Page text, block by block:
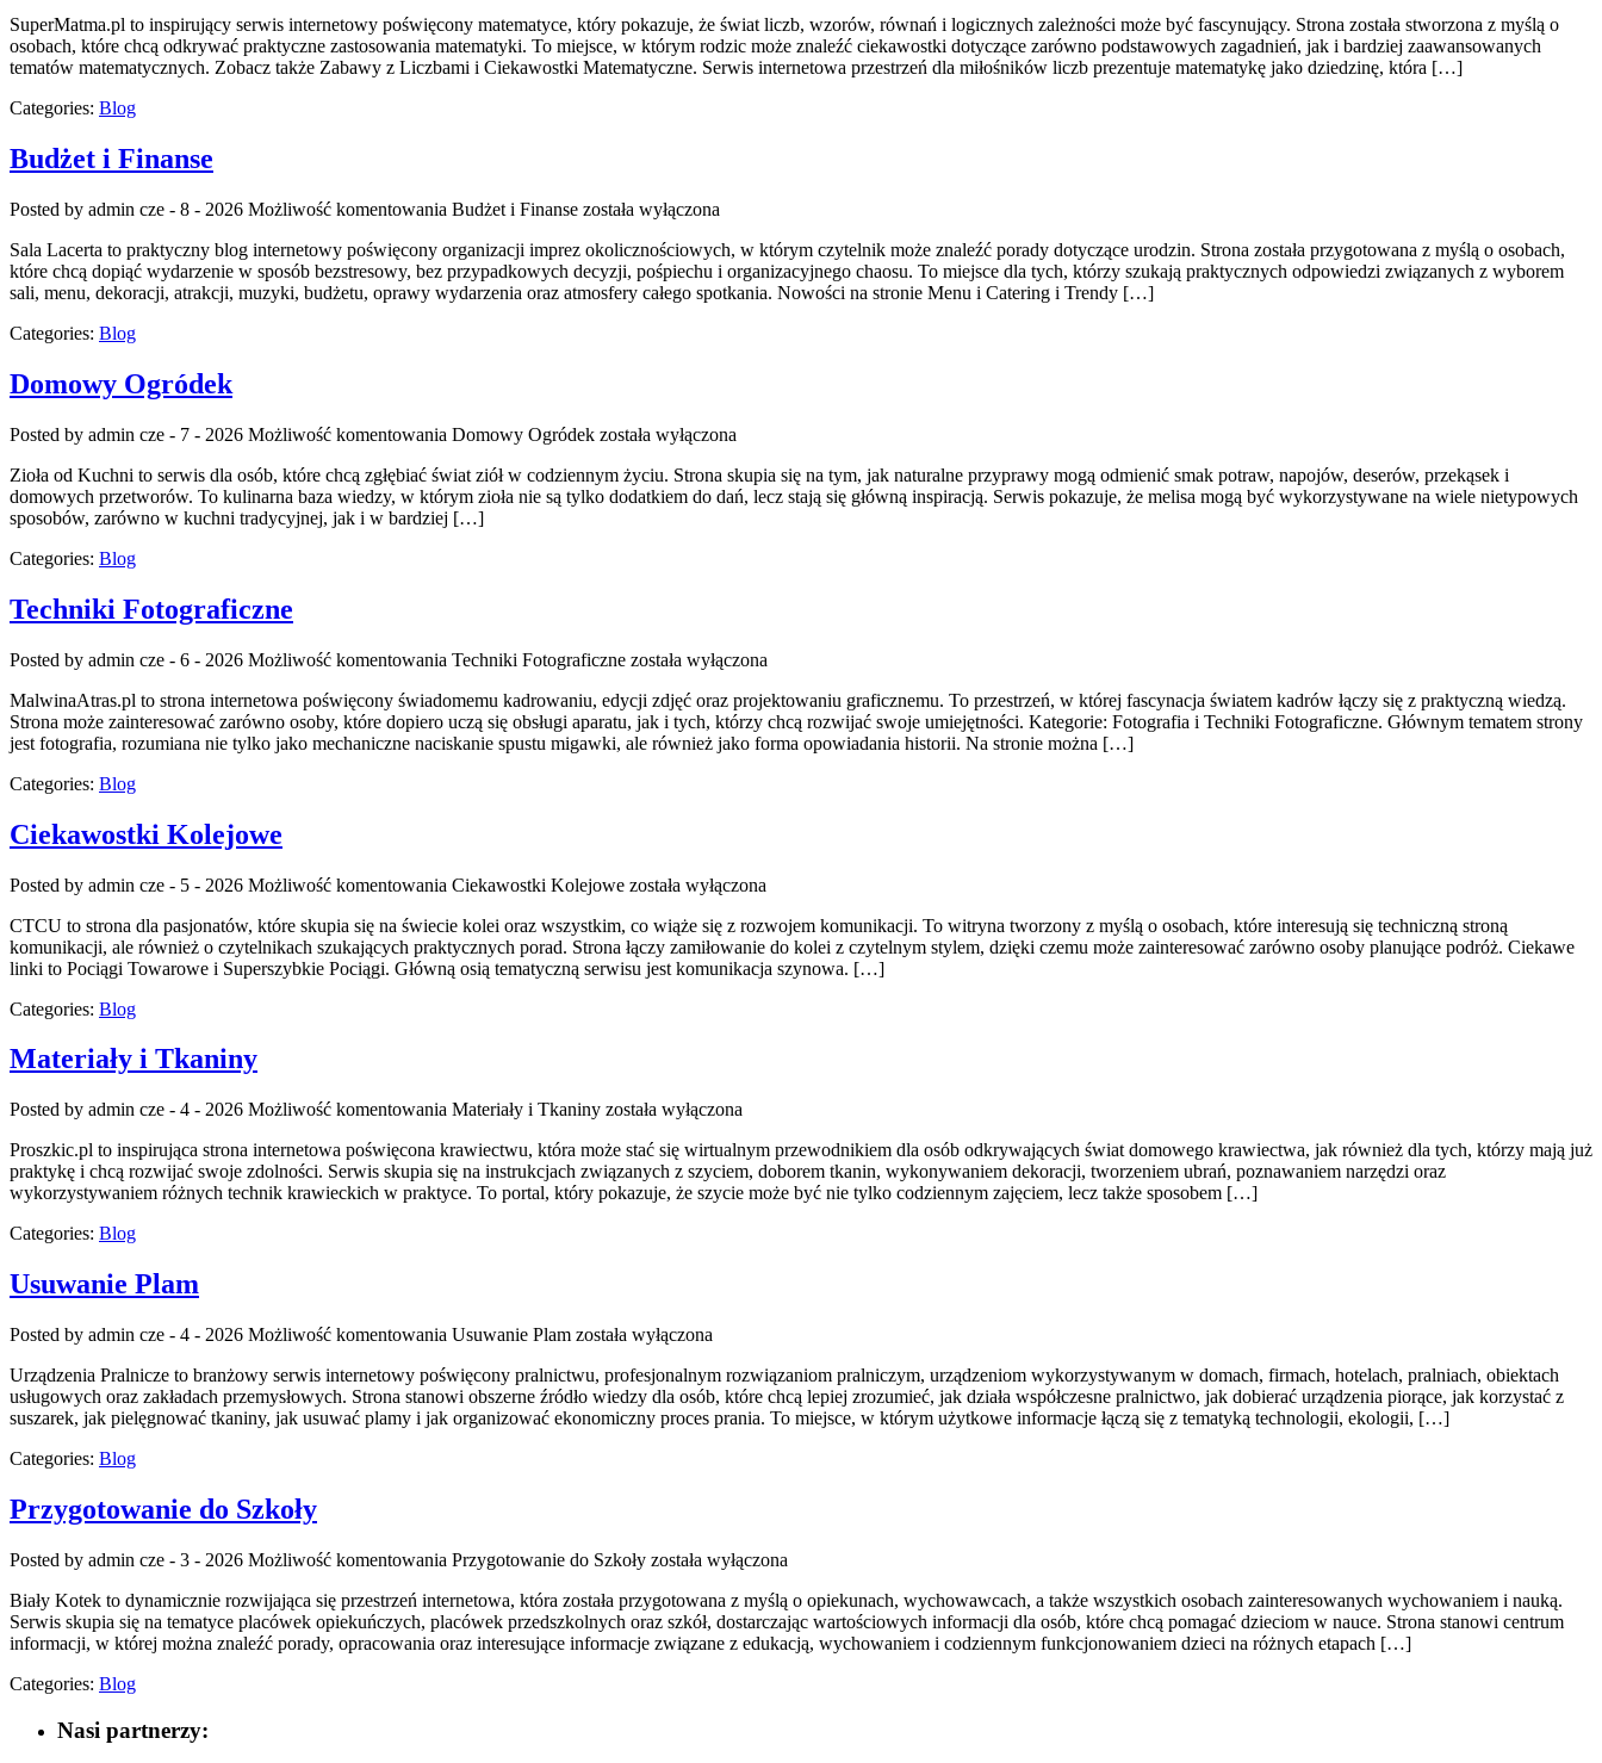
SuperMatma.pl to inspirujący serwis internetowy poświęcony matematyce, który pokazuje, że świat liczb, wzorów, równań i logicznych zależności może być fascynujący. Strona została stworzona z myślą o
osobach, które chcą odkrywać praktyczne zastosowania matematyki. To miejsce, w którym rodzic może znaleźć ciekawostki dotyczące zarówno podstawowych zagadnień, jak i bardziej zaawansowanych
tematów matematycznych. Zobacz także Zabawy z Liczbami i Ciekawostki Matematyczne. Serwis internetowa przestrzeń dla miłośników liczb prezentuje matematykę jako dziedzinę, która […]
Categories: Blog
Budżet i Finanse
Posted by admin cze - 8 - 2026 Możliwość komentowania Budżet i Finanse została wyłączona
Sala Lacerta to praktyczny blog internetowy poświęcony organizacji imprez okolicznościowych, w którym czytelnik może znaleźć porady dotyczące urodzin. Strona została przygotowana z myślą o osobach,
które chcą dopiąć wydarzenie w sposób bezstresowy, bez przypadkowych decyzji, pośpiechu i organizacyjnego chaosu. To miejsce dla tych, którzy szukają praktycznych odpowiedzi związanych z wyborem
sali, menu, dekoracji, atrakcji, muzyki, budżetu, oprawy wydarzenia oraz atmosfery całego spotkania. Nowości na stronie Menu i Catering i Trendy […]
Categories: Blog
Domowy Ogródek
Posted by admin cze - 7 - 2026 Możliwość komentowania Domowy Ogródek została wyłączona
Zioła od Kuchni to serwis dla osób, które chcą zgłębiać świat ziół w codziennym życiu. Strona skupia się na tym, jak naturalne przyprawy mogą odmienić smak potraw, napojów, deserów, przekąsek i
domowych przetworów. To kulinarna baza wiedzy, w którym zioła nie są tylko dodatkiem do dań, lecz stają się główną inspiracją. Serwis pokazuje, że melisa mogą być wykorzystywane na wiele nietypowych
sposobów, zarówno w kuchni tradycyjnej, jak i w bardziej […]
Categories: Blog
Techniki Fotograficzne
Posted by admin cze - 6 - 2026 Możliwość komentowania Techniki Fotograficzne została wyłączona
MalwinaAtras.pl to strona internetowa poświęcony świadomemu kadrowaniu, edycji zdjęć oraz projektowaniu graficznemu. To przestrzeń, w której fascynacja światem kadrów łączy się z praktyczną wiedzą.
Strona może zainteresować zarówno osoby, które dopiero uczą się obsługi aparatu, jak i tych, którzy chcą rozwijać swoje umiejętności. Kategorie: Fotografia i Techniki Fotograficzne. Głównym tematem strony
jest fotografia, rozumiana nie tylko jako mechaniczne naciskanie spustu migawki, ale również jako forma opowiadania historii. Na stronie można […]
Categories: Blog
Ciekawostki Kolejowe
Posted by admin cze - 5 - 2026 Możliwość komentowania Ciekawostki Kolejowe została wyłączona
CTCU to strona dla pasjonatów, które skupia się na świecie kolei oraz wszystkim, co wiąże się z rozwojem komunikacji. To witryna tworzony z myślą o osobach, które interesują się techniczną stroną
komunikacji, ale również o czytelnikach szukających praktycznych porad. Strona łączy zamiłowanie do kolei z czytelnym stylem, dzięki czemu może zainteresować zarówno osoby planujące podróż. Ciekawe
linki to Pociągi Towarowe i Superszybkie Pociągi. Główną osią tematyczną serwisu jest komunikacja szynowa. […]
Categories: Blog
Materiały i Tkaniny
Posted by admin cze - 4 - 2026 Możliwość komentowania Materiały i Tkaniny została wyłączona
Proszkic.pl to inspirująca strona internetowa poświęcona krawiectwu, która może stać się wirtualnym przewodnikiem dla osób odkrywających świat domowego krawiectwa, jak również dla tych, którzy mają już
praktykę i chcą rozwijać swoje zdolności. Serwis skupia się na instrukcjach związanych z szyciem, doborem tkanin, wykonywaniem dekoracji, tworzeniem ubrań, poznawaniem narzędzi oraz
wykorzystywaniem różnych technik krawieckich w praktyce. To portal, który pokazuje, że szycie może być nie tylko codziennym zajęciem, lecz także sposobem […]
Categories: Blog
Usuwanie Plam
Posted by admin cze - 4 - 2026 Możliwość komentowania Usuwanie Plam została wyłączona
Urządzenia Pralnicze to branżowy serwis internetowy poświęcony pralnictwu, profesjonalnym rozwiązaniom pralniczym, urządzeniom wykorzystywanym w domach, firmach, hotelach, pralniach, obiektach
usługowych oraz zakładach przemysłowych. Strona stanowi obszerne źródło wiedzy dla osób, które chcą lepiej zrozumieć, jak działa współczesne pralnictwo, jak dobierać urządzenia piorące, jak korzystać z
suszarek, jak pielęgnować tkaniny, jak usuwać plamy i jak organizować ekonomiczny proces prania. To miejsce, w którym użytkowe informacje łączą się z tematyką technologii, ekologii, […]
Categories: Blog
Przygotowanie do Szkoły
Posted by admin cze - 3 - 2026 Możliwość komentowania Przygotowanie do Szkoły została wyłączona
Biały Kotek to dynamicznie rozwijająca się przestrzeń internetowa, która została przygotowana z myślą o opiekunach, wychowawcach, a także wszystkich osobach zainteresowanych wychowaniem i nauką.
Serwis skupia się na tematyce placówek opiekuńczych, placówek przedszkolnych oraz szkół, dostarczając wartościowych informacji dla osób, które chcą pomagać dzieciom w nauce. Strona stanowi centrum
informacji, w której można znaleźć porady, opracowania oraz interesujące informacje związane z edukacją, wychowaniem i codziennym funkcjonowaniem dzieci na różnych etapach […]
Categories: Blog
Nasi partnerzy: